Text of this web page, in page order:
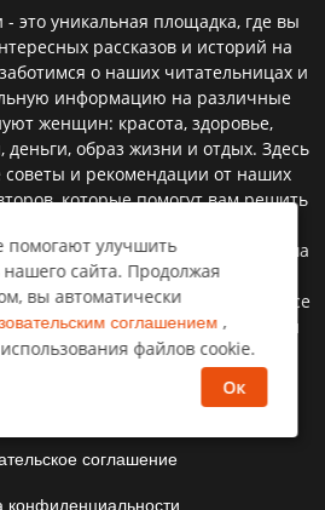
это уникальная площадка, где вы
рассказов и историй на
о наших читательницах и
информацию на различные
женщин: красота, здоровье,
деньги, образ жизни и отдых. Здесь
и рекомендации от наших
которые помогут вам решить
счастливой и успешной, и наша
этого. Мы постоянно
свой контент, чтобы быть в курсе
Читайте нас, делитесь с нами
и будьте всегда в
на нашем женском сайте.
соглашение
конфиденциальности
улучшить
сайта. Продолжая
вы автоматически
соглашением ,
файлов cookie.
Ок